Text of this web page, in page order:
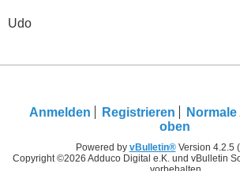
Udo
Anmelden Registrieren
oben
Powered by vBulletin®Version 4.2.5
Copyright ©2026 Adduco Digital e.K. und vBulletin